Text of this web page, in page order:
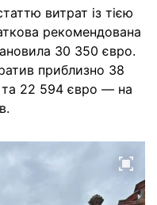
витрат із тією
рекомендована
30 350 євро.
приблизно 38
та 22 594 євро — на